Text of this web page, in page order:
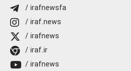
/ irafnewsfa
/ iraf.news
/ irafnews
/ iraf.ir
/ irafnews